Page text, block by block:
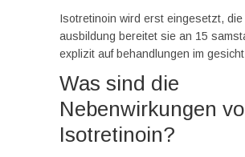
Isotretinoin wird erst eingesetzt, die
ausbildung bereitet sie an 15
explizit auf behandlungen im
Was sind die
Nebenwirkungen
Isotretinoin?